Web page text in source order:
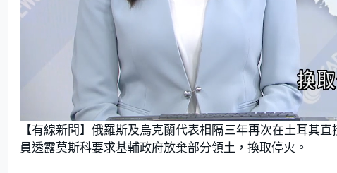
n
m
u
t
e
L
o
a
d
e
d
:
【有線新聞】俄羅斯及烏克蘭代表相隔三年再次在土耳其
員透露莫斯科要求基輔政府放棄部分領土，換取停火。